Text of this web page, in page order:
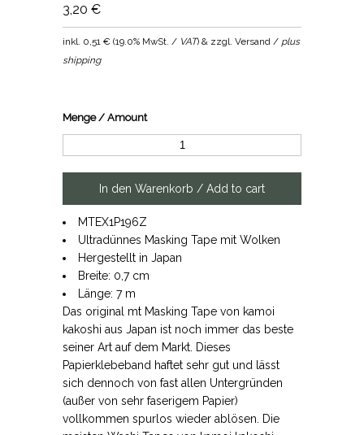
3,20 €
inkl. 0,51 € (19.0% MwSt. / VAT) & zzgl. Versand / plus
shipping
Menge / Amount
MTEX1P196Z
Ultradünnes Masking Tape mit Wolken
Hergestellt in Japan
Breite: 0,7 cm
Länge: 7 m
Das original mt Masking Tape von kamoi
kakoshi aus Japan ist noch immer das beste
seiner Art auf dem Markt. Dieses
Papierklebeband haftet sehr gut und lässt
sich dennoch von fast allen Untergründen
(außer von sehr faserigem Papier)
vollkommen spurlos wieder ablösen. Die